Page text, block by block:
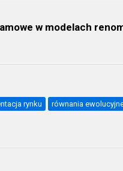
w modelach
rynku równania